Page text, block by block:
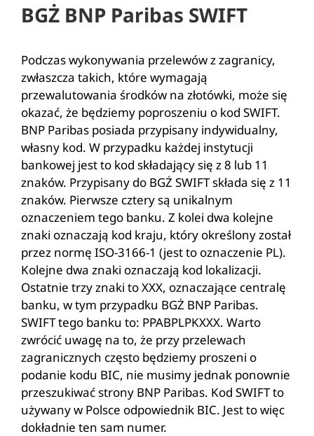
BGŻ BNP Paribas SWIFT
Podczas wykonywania przelewów z zagranicy,
zwłaszcza takich, które wymagają
przewalutowania środków na złotówki, może się
okazać, że będziemy poproszeniu o kod SWIFT.
BNP Paribas posiada przypisany indywidualny,
własny kod. W przypadku każdej instytucji
bankowej jest to kod składający się z 8 lub 11
znaków. Przypisany do BGŻ SWIFT składa się z 11
znaków. Pierwsze cztery są unikalnym
oznaczeniem tego banku. Z kolei dwa kolejne
znaki oznaczają kod kraju, który określony został
przez normę ISO-3166-1 (jest to oznaczenie PL).
Kolejne dwa znaki oznaczają kod lokalizacji.
Ostatnie trzy znaki to XXX, oznaczające centralę
banku, w tym przypadku BGŻ BNP Paribas.
SWIFT tego banku to: PPABPLPKXXX. Warto
zwrócić uwagę na to, że przy przelewach
zagranicznych często będziemy proszeni o
podanie kodu BIC, nie musimy jednak ponownie
przeszukiwać strony BNP Paribas. Kod SWIFT to
używany w Polsce odpowiednik BIC. Jest to więc
dokładnie ten sam numer.